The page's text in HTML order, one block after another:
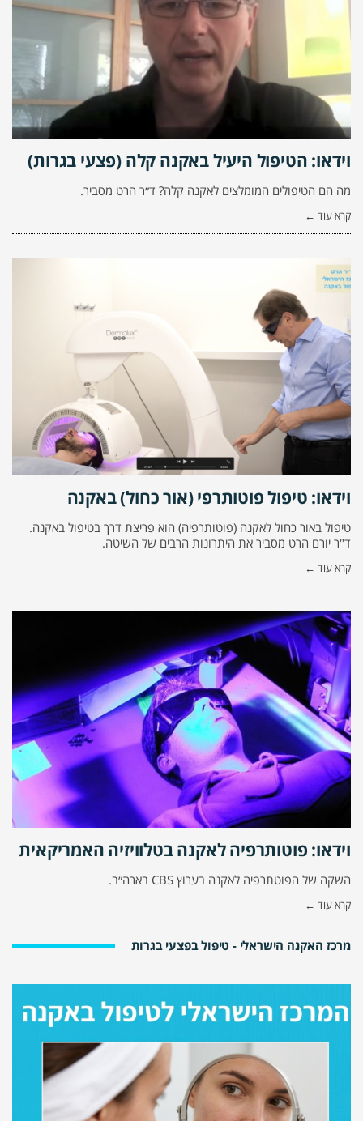
וידאו: הטיפול היעיל באקנה קלה (פצעי בגרות)
מה הם הטיפולים המומלצים לאקנה קלה? ד״ר הרט מסביר.
קרא עוד ←
וידאו: טיפול פוטותרפי (אור כחול) באקנה
טיפול באור כחול לאקנה (פוטותרפיה) הוא פריצת דרך בטיפול באקנה.
ד"ר יורם הרט מסביר את היתרונות הרבים של השיטה.
קרא עוד ←
וידאו: פוטותרפיה לאקנה בטלוויזיה האמריקאית
השקה של הפוטתרפיה לאקנה בערוץ CBS בארה״ב.
קרא עוד ←
מרכז האקנה הישראלי - טיפול בפצעי בגרות